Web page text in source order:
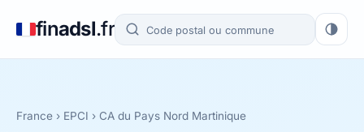
finadsl.fr
France › EPCI › CA du Pays Nord Martinique